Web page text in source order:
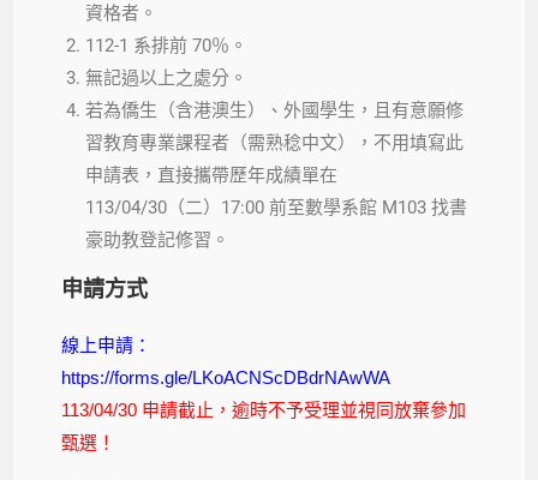
資格者。
112-1 系排前 70％。
無記過以上之處分。
若為僑生（含港澳生）、外國學生，且有意願修
習教育專業課程者（需熟稔中文），不用填寫此
申請表，直接攜帶歷年成績單在
113/04/30（二）17:00 前至數學系館 M103 找書
豪助教登記修習。
申請方式
線上申請：
https://forms.gle/LKoACNScDBdrNAwWA
113/04/30 申請截止，逾時不予受理並視同放棄參加
甄選！